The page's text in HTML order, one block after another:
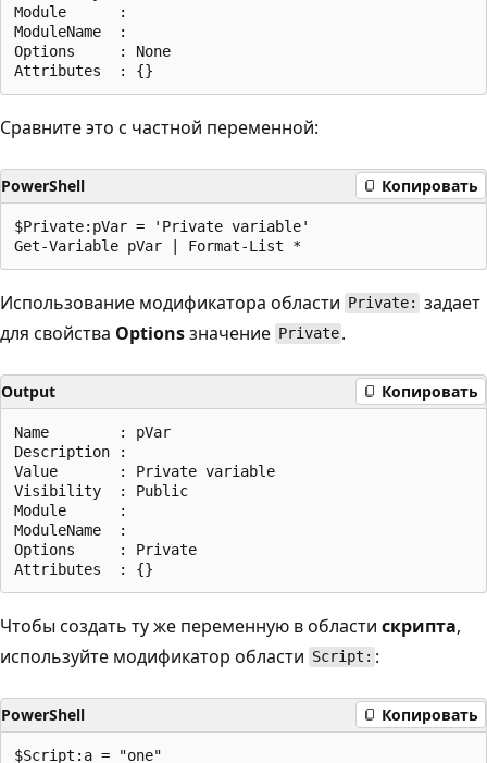
Module      :
ModuleName  :
Options     : None
Сравните это с частной переменной:
PowerShell Копировать
$Private:pVar = 'Private variable'
Использование модификатора области Private: задает
для свойства Optionsзначение Private .
Output Копировать
Name        : pVar
Description :
Value       : Private variable
Visibility  : Public
Module      :
ModuleName  :
Options     : Private
Чтобы создать ту же переменную в области скрипта,
используйте модификатор области Script: :
PowerShell Копировать